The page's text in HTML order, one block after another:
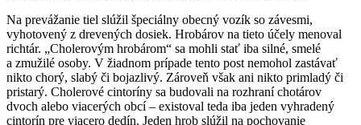
Na prevážanie tiel slúžil špeciálny obecný vozík so závesmi,
vyhotovený z drevených dosiek. Hrobárov na tieto účely menoval
richtár. „Cholerovým hrobárom“ sa mohli stať iba silné, smelé
a zmužilé osoby. V žiadnom prípade tento post nemohol zastávať
nikto chorý, slabý či bojazlivý. Zároveň však ani nikto primladý či
pristarý. Cholerové cintoríny sa budovali na rozhraní chotárov
dvoch alebo viacerých obcí – existoval teda iba jeden vyhradený
cintorín pre viacero dedín. Jeden hrob slúžil na pochovanie